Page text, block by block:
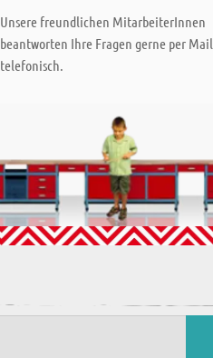
Unsere freundlichen MitarbeiterInnen
beantworten Ihre Fragen gerne per
telefonisch.